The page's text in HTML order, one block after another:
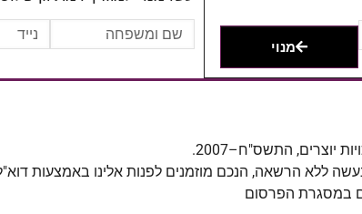
מנוי
ללא הרשאה, הנכם מוזמנים לפנות אלינו באמצעות
במסגרת הפרסום